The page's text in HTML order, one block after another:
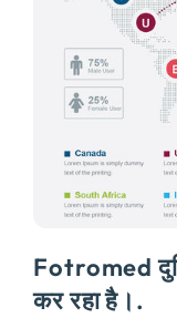
Fotromed
कर रहा है।.